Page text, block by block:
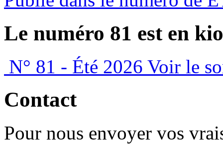
Le numéro 81 est en
N° 81 - Été 2026 Voir le
Contact
Pour nous envoyer vos